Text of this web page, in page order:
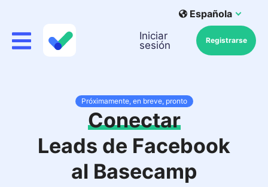
Española
Iniciar
sesión
Registrarse
Próximamente, en breve, pronto
Conectar
Leads de Facebook
al Basecamp